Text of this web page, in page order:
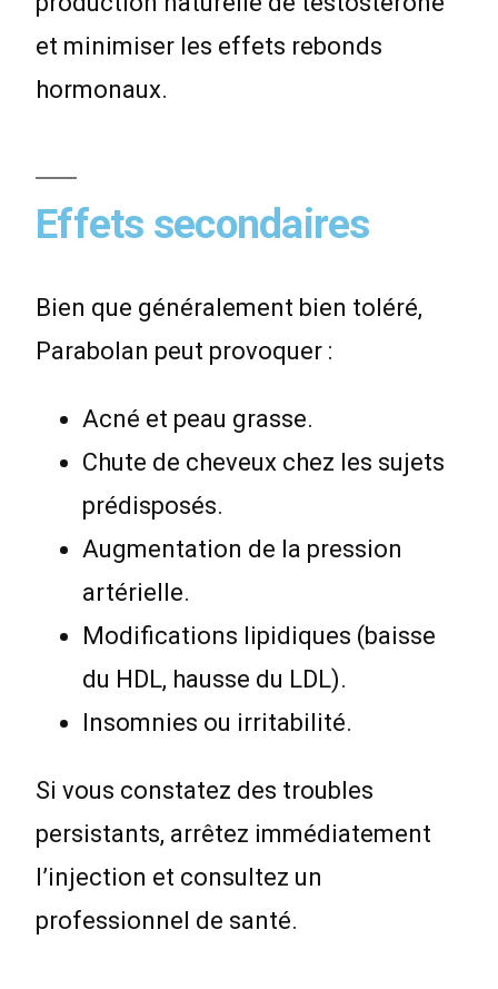
et minimiser les effets rebonds
hormonaux.
Effets secondaires
Bien que généralement bien toléré,
Parabolan peut provoquer :
Acné et peau grasse.
Chute de cheveux chez les sujets
prédisposés.
Augmentation de la pression
artérielle.
Modifications lipidiques (baisse
du HDL, hausse du LDL).
Insomnies ou irritabilité.
Si vous constatez des troubles
persistants, arrêtez immédiatement
l’injection et consultez un
professionnel de santé.